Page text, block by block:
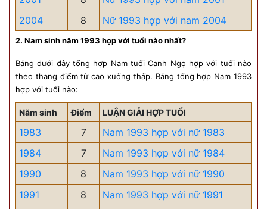
2004
8 Nữ 1993 hợp với nam 2004
2. Nam sinh năm 1993 hợp với tuổi nào nhất?
Bảng dưới đây tổng hợp Nam tuổi Canh Ngọ hợp với tuổi nào
theo thang điểm từ cao xuống thấp. Bảng tổng hợp Nam 1993
hợp với tuổi nào:
Năm sinh Điểm LUẬN GIẢI HỢP TUỔI
1983 7
Nam 1993 hợp với nữ 1983
1984
7
Nam 1993 hợp với nữ 1984
1990
8
Nam 1993 hợp với nữ 1990
1991
8
Nam 1993 hợp với nữ 1991